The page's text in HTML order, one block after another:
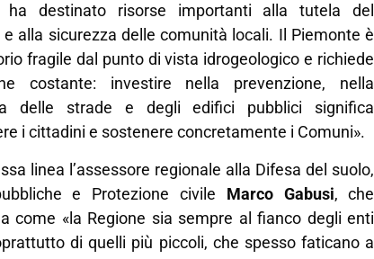
ha destinato risorse importanti alla tutela del
alla sicurezza delle comunità locali. Il Piemonte è
fragile dal punto di vista idrogeologico e richiede
costante: investire nella prevenzione, nella
delle strade e degli edifici pubblici significa
i cittadini e sostenere concretamente i Comuni».
linea l’assessore regionale alla Difesa del suolo,
e Protezione civile Marco Gabusi, che
come «la Regione sia sempre al fianco degli enti
di quelli più piccoli, che spesso faticano a